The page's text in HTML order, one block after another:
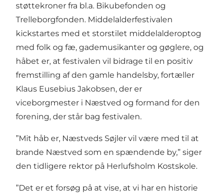
støttekroner fra bl.a. Bikubefonden og
Trelleborgfonden. Middelalderfestivalen
kickstartes med et storstilet middelalderoptog
med folk og fæ, gademusikanter og gøglere, og
håbet er, at festivalen vil bidrage til en positiv
fremstilling af den gamle handelsby, fortæller
Klaus Eusebius Jakobsen, der er
viceborgmester i Næstved og formand for den
forening, der står bag festivalen.
”Mit håb er, Næstveds Søjler vil være med til at
brande Næstved som en spændende by,” siger
den tidligere rektor på Herlufsholm Kostskole.
”Det er et forsøg på at vise, at vi har en historie